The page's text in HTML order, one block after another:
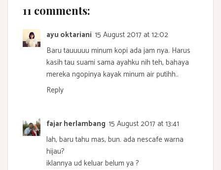
11 comments:
ayu oktariani 15 August 2017 at 12:02
Baru tauuuuu minum kopi ada jam nya. Harus
kasih tau suami sama ayahku nih teh, bahaya
mereka ngopinya kayak minum air putihh..
Reply
fajar herlambang 15 August 2017 at 13:41
lah, baru tahu mas, bun. ada nescafe warna
hijau?
iklannya ud keluar belum ya ?